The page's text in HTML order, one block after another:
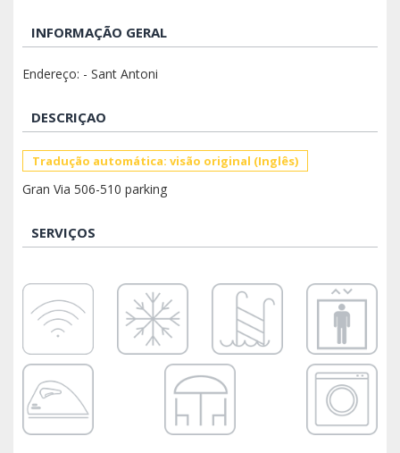
INFORMAÇÃO GERAL
Endereço: - Sant Antoni
DESCRIÇAO
Tradução automática: visão original (Inglês)
Gran Via 506-510 parking
SERVIÇOS